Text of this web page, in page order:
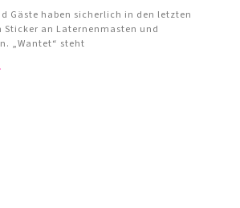
Gäste haben sicherlich in den letzten
Sticker an Laternenmasten und
„Wantet“ steht